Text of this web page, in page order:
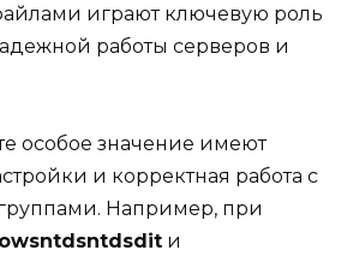
играют ключевую роль
работы серверов и
особое значение имеют
и корректная работа с
Например, при
и